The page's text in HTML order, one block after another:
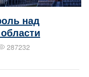
над
287232